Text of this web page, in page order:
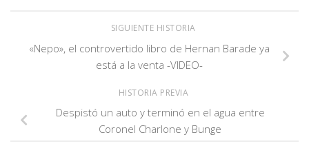
SIGUIENTE HISTORIA
«Nepo», el controvertido libro de Hernan Barade ya
está a la venta -VIDEO-
HISTORIA PREVIA
Despistó un auto y terminó en el agua entre
Coronel Charlone y Bunge